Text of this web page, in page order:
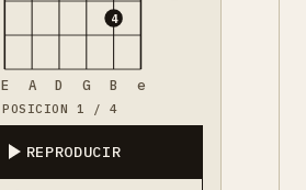
4
E A D G B e
POSICION 1 / 4
REPRODUCIR